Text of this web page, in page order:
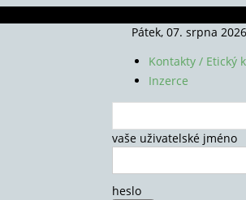
Pátek, 07. srpna 2026
Kontakty / Etický
Inzerce
vaše uživatelské jméno
heslo